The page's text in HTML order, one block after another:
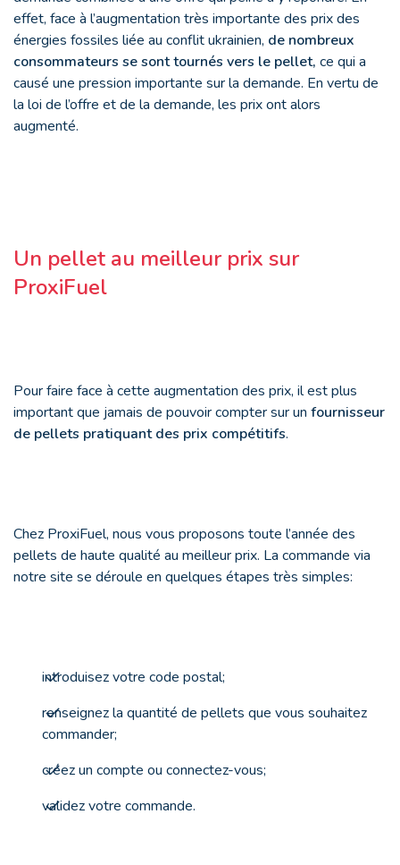
effet, face à l’augmentation très importante des prix des
énergies fossiles liée au conflit ukrainien, de nombreux
consommateurs se sont tournés vers le pellet, ce qui a
causé une pression importante sur la demande. En vertu de
la loi de l’offre et de la demande, les prix ont alors
augmenté.
Un pellet au meilleur prix sur
ProxiFuel
Pour faire face à cette augmentation des prix, il est plus
important que jamais de pouvoir compter sur un fournisseur
de pellets pratiquant des prix compétitifs.
Chez ProxiFuel, nous vous proposons toute l’année des
pellets de haute qualité au meilleur prix. La commande via
notre site se déroule en quelques étapes très simples:
introduisez votre code postal;
renseignez la quantité de pellets que vous souhaitez
commander;
créez un compte ou connectez-vous;
validez votre commande.